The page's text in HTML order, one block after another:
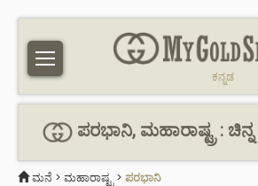
ಕನ್ನಡ
ಪರಭಾನಿ, ಮಹಾರಾಷ್ಟ್ರ : ಚಿನ್ನ
ಮನೆ > ಮಹಾರಾಷ್ಟ್ರ > ಪರಭಾನಿ